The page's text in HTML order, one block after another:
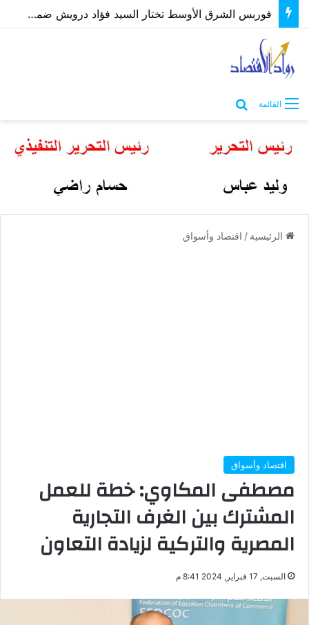
فوربس الشرق الأوسط تختار السيد فؤاد درويش ضمن أقوى الرؤساء التنفيذيين 2026
القائمة
الرئيسية / اقتصاد وأسواق
اقتصاد وأسواق
مصطفى المكاوي: خطة للعمل
المشترك بين الغرف التجارية
المصرية والتركية لزيادة التعاون
السبت, 17 فبراير, 2024 8:41 م